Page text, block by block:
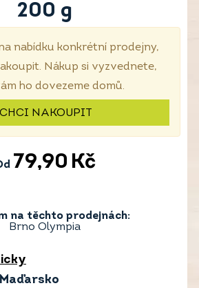
200 g
nabídku konkrétní prodejny,
Nákup si vyzvednete,
ho dovezeme domů.
CHCI NAKOUPIT
79,90 Kč
na těchto prodejnách:
Brno Olympia
Maďarsko